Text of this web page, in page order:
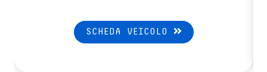
SCHEDA VEICOLO